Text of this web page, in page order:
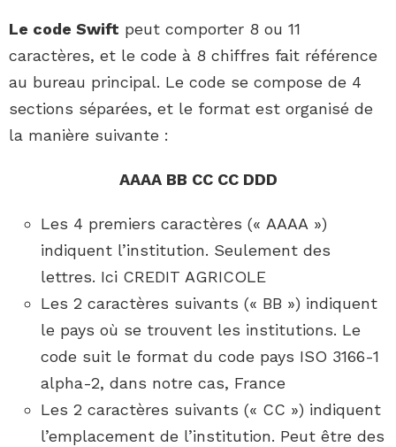
Le code Swift peut comporter 8 ou 11
caractères, et le code à 8 chiffres fait référence
au bureau principal. Le code se compose de 4
sections séparées, et le format est organisé de
la manière suivante :
AAAA BB CC CC DDD
Les 4 premiers caractères (« AAAA »)
indiquent l’institution. Seulement des
lettres. Ici CREDIT AGRICOLE
Les 2 caractères suivants (« BB ») indiquent
le pays où se trouvent les institutions. Le
code suit le format du code pays ISO 3166-1
alpha-2, dans notre cas, France
Les 2 caractères suivants (« CC ») indiquent
l’emplacement de l’institution. Peut être des